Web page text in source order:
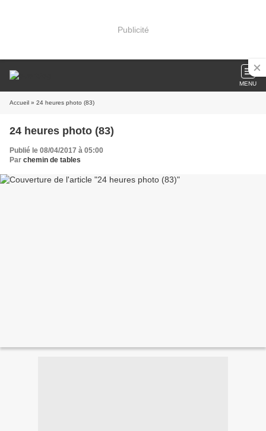
Publicité
MENU
Accueil » 24 heures photo (83)
24 heures photo (83)
Publié le 08/04/2017 à 05:00
Par chemin de tables